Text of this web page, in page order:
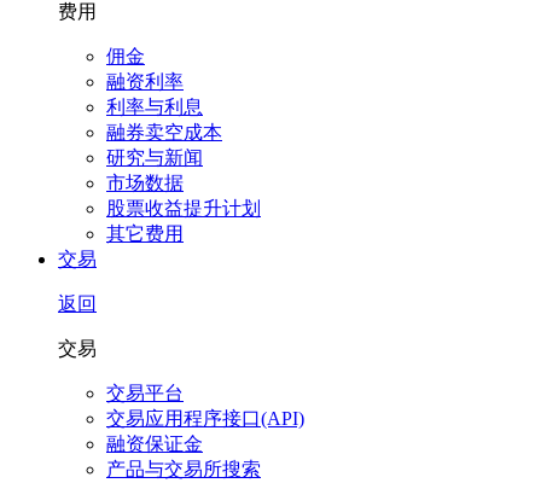
费用
佣金
融资利率
利率与利息
融券卖空成本
研究与新闻
市场数据
股票收益提升计划
其它费用
交易
返回
交易
交易平台
交易应用程序接口(API)
融资保证金
产品与交易所搜索